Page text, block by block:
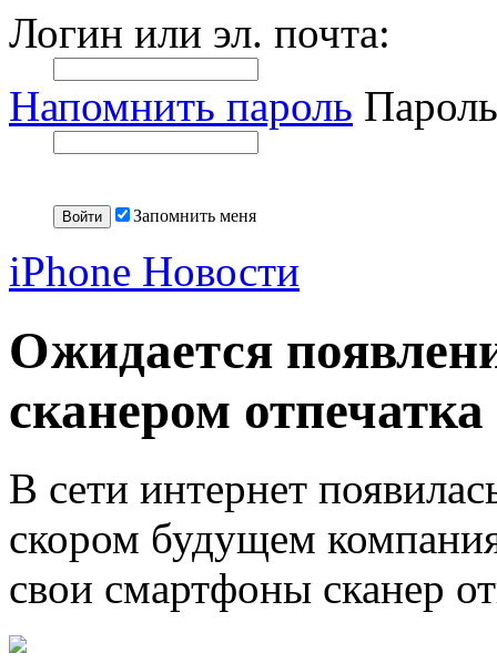
Логин или эл. почта:
Напомнить пароль
Запомнить меня
iPhone Новости
Ожидается
сканером
В сети интернет
скором будущем
свои смартфоны сканер